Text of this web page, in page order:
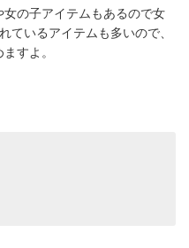
の子アイテムもあるので女
ているアイテムも多いので、
すよ。